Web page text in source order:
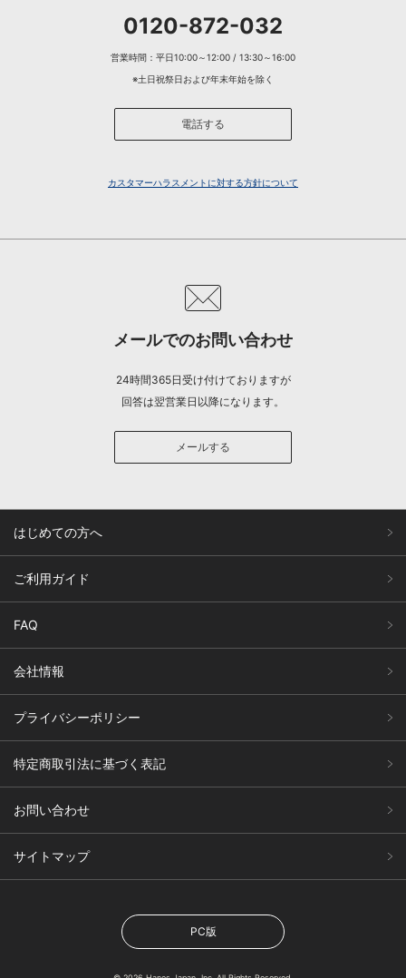
0120-872-032
営業時間：平日10:00～12:00 / 13:30～16:00
※土日祝祭日および年末年始を除く
電話する
カスタマーハラスメントに対する方針について
メールでのお問い合わせ
24時間365日受け付けておりますが
回答は翌営業日以降になります。
メールする
はじめての方へ
ご利用ガイド
FAQ
会社情報
プライバシーポリシー
特定商取引法に基づく表記
お問い合わせ
サイトマップ
PC版